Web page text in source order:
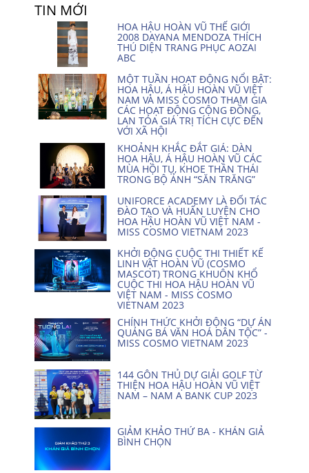
TIN MỚI
HOA HẬU HOÀN VŨ THẾ GIỚI
2008 DAYANA MENDOZA THÍCH
THÚ DIỆN TRANG PHỤC AOZAI
ABC
MỘT TUẦN HOẠT ĐỘNG NỔI BẬT:
HOA HẬU, Á HẬU HOÀN VŨ VIỆT
NAM VÀ MISS COSMO THAM GIA
CÁC HOẠT ĐỘNG CỘNG ĐỒNG,
LAN TỎA GIÁ TRỊ TÍCH CỰC ĐẾN
VỚI XÃ HỘI
KHOẢNH KHẮC ĐẮT GIÁ: DÀN
HOA HẬU, Á HẬU HOÀN VŨ CÁC
MÙA HỘI TỤ, KHOE THẦN THÁI
TRONG BỘ ẢNH “SĂN TRĂNG”
UNIFORCE ACADEMY LÀ ĐỐI TÁC
ĐÀO TẠO VÀ HUẤN LUYỆN CHO
HOA HẬU HOÀN VŨ VIỆT NAM -
MISS COSMO VIETNAM 2023
KHỞI ĐỘNG CUỘC THI THIẾT KẾ
LINH VẬT HOÀN VŨ (COSMO
MASCOT) TRONG KHUÔN KHỔ
CUỘC THI HOA HẬU HOÀN VŨ
VIỆT NAM - MISS COSMO
VIETNAM 2023
CHÍNH THỨC KHỞI ĐỘNG “DỰ ÁN
QUẢNG BÁ VĂN HOÁ DÂN TỘC” -
MISS COSMO VIETNAM 2023
144 GÔN THỦ DỰ GIẢI GOLF TỪ
THIỆN HOA HẬU HOÀN VŨ VIỆT
NAM – NAM A BANK CUP 2023
GIẢM KHẢO THỨ BA - KHÁN GIẢ
BÌNH CHỌN